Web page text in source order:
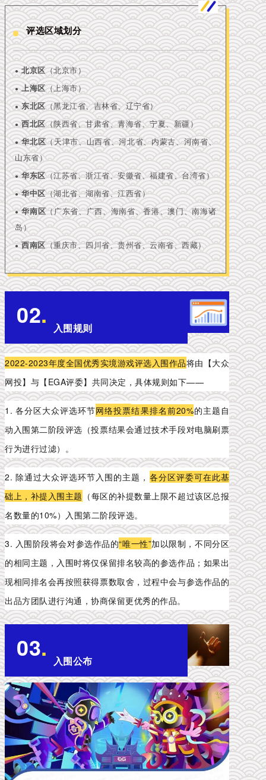
评选区域划分
● 北京区（北京市）
● 上海区（上海市）
● 东北区（黑龙江省、吉林省、辽宁省）
● 西北区（陕西省、甘肃省、青海省、宁夏、新疆）
● 华北区（天津市、山西省、河北省、内蒙古、河南省、
山东省）
● 华东区（江苏省、浙江省、安徽省、福建省、台湾省）
● 华中区（湖北省、湖南省、江西省）
● 华南区（广东省、广西、海南省、香港、澳门、南海诸
岛）
● 西南区（重庆市、四川省、贵州省、云南省、西藏）
02. 入围规则
2022-2023年度全国优秀实境游戏评选 入围作品将由 【大众
网投】与【EGA评委】 共同决定，具体规则如下——
1. 各分区大众评选环节网络投票结果排名前20%的主题自
动入围第二阶段评选（投票结果会通过技术手段对电脑刷票
行为进行过滤）。
2. 除通过大众评选环节入围的主题， 各分区评委可在此基
础上，补提入围主题 （每区的补提数量上限不超过该区总报
名数量的10%）入围第二阶段评选。
3. 入围阶段将会对参选作品的“唯一性”加以限制，不同分区
的相同主题，入围时将仅保留排名较高的参选作品；如果出
现相同排名会再按照获得票数取舍，过程中会与参选作品的
出品方团队进行沟通，协商保留更优秀的作品。
03. 入围公布